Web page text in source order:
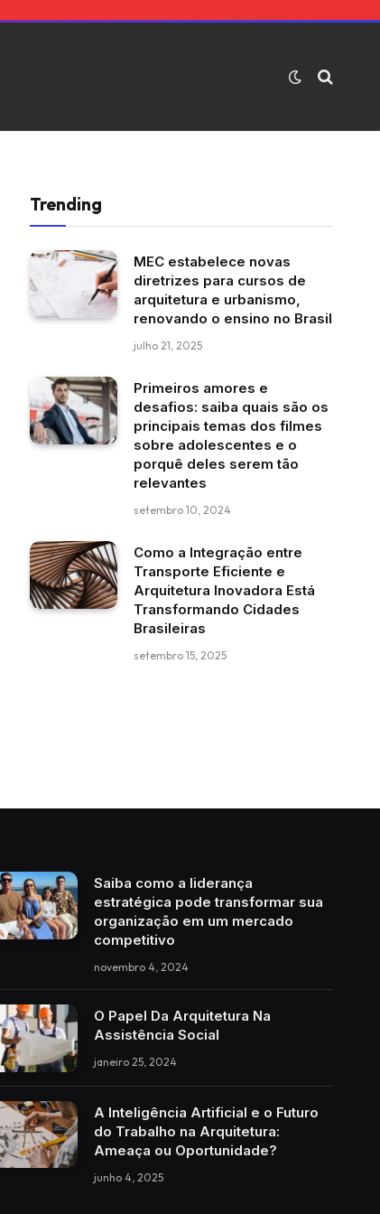
Trending
MEC estabelece novas
diretrizes para cursos de
arquitetura e urbanismo,
renovando o ensino no Brasil
julho 21, 2025
Primeiros amores e
desafios: saiba quais são os
principais temas dos filmes
sobre adolescentes e o
porquê deles serem tão
relevantes
setembro 10, 2024
Como a Integração entre
Transporte Eficiente e
Arquitetura Inovadora Está
Transformando Cidades
Brasileiras
setembro 15, 2025
Saiba como a liderança
estratégica pode transformar sua
organização em um mercado
competitivo
novembro 4, 2024
O Papel Da Arquitetura Na
Assistência Social
janeiro 25, 2024
A Inteligência Artificial e o Futuro
do Trabalho na Arquitetura:
Ameaça ou Oportunidade?
junho 4, 2025